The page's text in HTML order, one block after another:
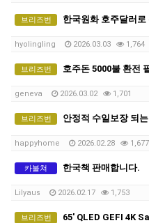
브리즈번 한국원화 호주달러로
hyolingling 2026.03.03 1,764
브리즈번 호주돈 5000불 환전
geneva 2026.03.02 1,701
브리즈번 안정적 수일보장 되는 청소 프
happyhome 2026.02.28 1,677
카불쳐 한국책 판매합니다.
Lilyaus 2026.02.17 1,753
브리즈번 65' QLED GEFI 4K Samsung